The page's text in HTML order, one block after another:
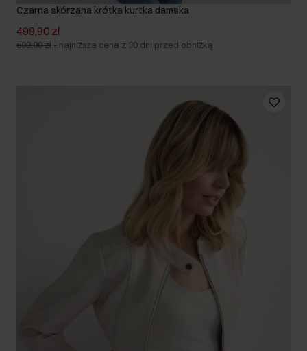
Czarna skórzana krótka kurtka damska
499,90 zł
599,90 zł - najniższa cena z 30 dni przed obniżką